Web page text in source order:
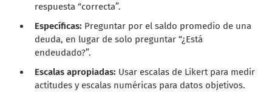
respuesta “correcta”.
Específicas: Preguntar por el saldo promedio de una
deuda, en lugar de solo preguntar “¿Está
endeudado?”.
Escalas apropiadas: Usar escalas de Likert para medir
actitudes y escalas numéricas para datos objetivos.